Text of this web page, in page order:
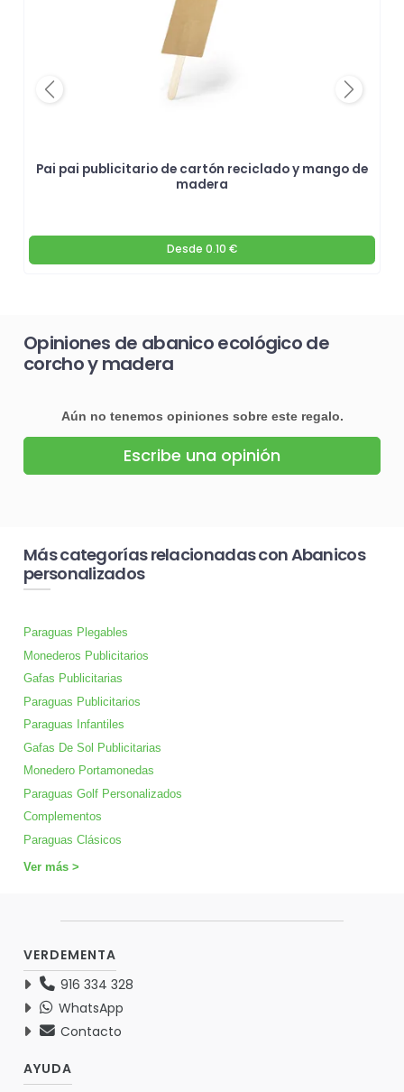
Pai pai publicitario de cartón reciclado y mango de
madera
Desde 0.10 €
Previous Next
Opiniones de abanico ecológico de
corcho y madera
Aún no tenemos opiniones sobre este regalo.
Escribe una opinión
Más categorías relacionadas con Abanicos
personalizados
Paraguas Plegables
Monederos Publicitarios
Gafas Publicitarias
Paraguas Publicitarios
Paraguas Infantiles
Gafas De Sol Publicitarias
Monedero Portamonedas
Paraguas Golf Personalizados
Complementos
Paraguas Clásicos
Ver más >
VERDEMENTA
916 334 328
WhatsApp
Contacto
AYUDA